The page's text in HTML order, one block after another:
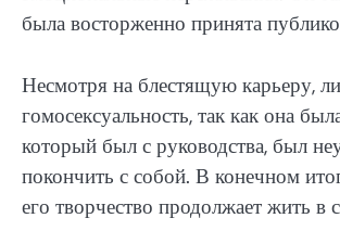
была восторженно принята
Несмотря на блестящую карьеру,
гомосексуальность, так как она
который был с руководства, был
покончить с собой. В конечном
его творчество продолжает жить в